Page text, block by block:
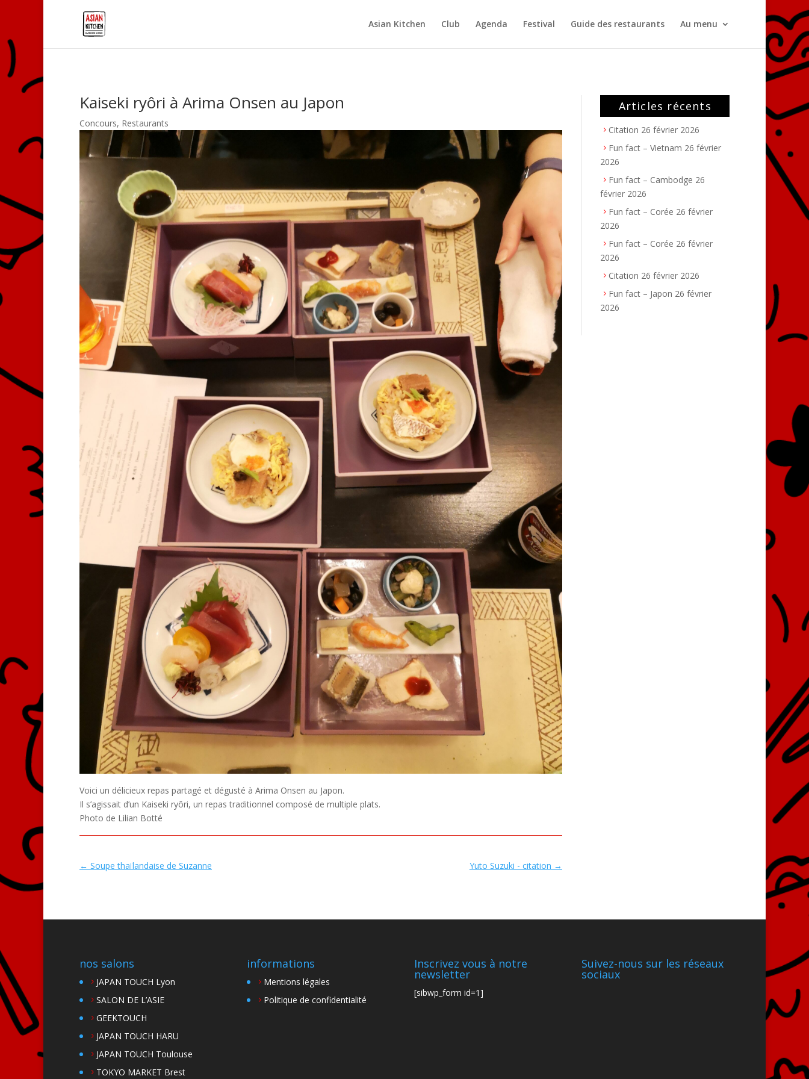
Asian Kitchen Club Agenda Festival Guide des restaurants Au menu
Kaiseki ryôri à Arima Onsen au Japon
Concours, Restaurants
Voici un délicieux repas partagé et dégusté à Arima Onsen au Japon.
Il s’agissait d’un Kaiseki ryôri, un repas traditionnel composé de multiple plats.
Photo de Lilian Botté
← Soupe thaïlandaise de Suzanne Yuto Suzuki - citation →
Articles récents
Citation 26 février 2026
Fun fact – Vietnam 26 février
2026
Fun fact – Cambodge 26
février 2026
Fun fact – Corée 26 février
2026
Fun fact – Corée 26 février
2026
Citation 26 février 2026
Fun fact – Japon 26 février
2026
nos salons
JAPAN TOUCH Lyon
SALON DE L’ASIE
GEEKTOUCH
JAPAN TOUCH HARU
JAPAN TOUCH Toulouse
TOKYO MARKET Brest
informations
Mentions légales
Politique de confidentialité
Inscrivez vous à notre
newsletter
[sibwp_form id=1]
Suivez-nous sur les réseaux
sociaux